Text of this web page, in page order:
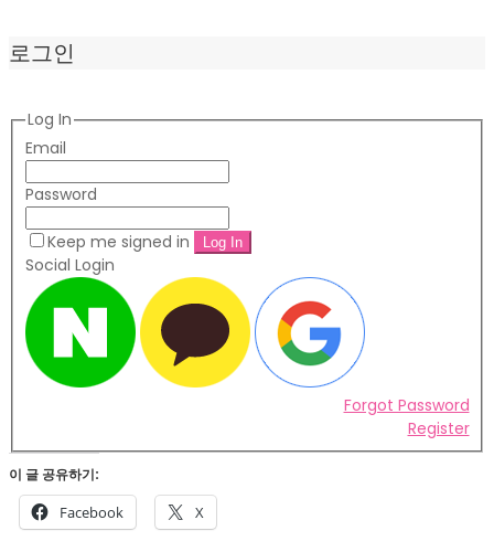
로그인
Log In
Email
Password
Keep me signed in
Social Login
Forgot Password
Register
이 글 공유하기:
Facebook X